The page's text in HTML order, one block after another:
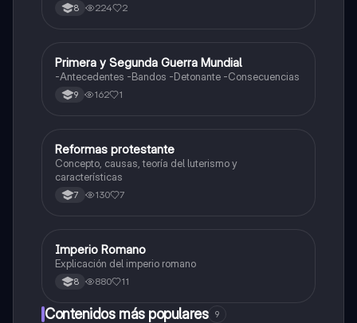
8 224 2
Sociales/Historia
Primera y Segunda Guerra Mundial
-Antecedentes -Bandos -Detonante -Consecuencias
9 162 1
Sociales/Historia
Reformas protestante
Concepto, causas, teoría del luterismo y
características
7 130 7
Sociales/Historia
Imperio Romano
Explicación del imperio romano
8 880 11
Contenidos más populares 9